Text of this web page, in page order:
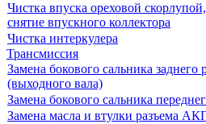
Чистка впуска ореховой
снятие впускного коллектора
Чистка интеркулера
Трансмиссия
Замена бокового сальника заднего
(выходного вала)
Замена бокового сальника
Замена масла и втулки разъема